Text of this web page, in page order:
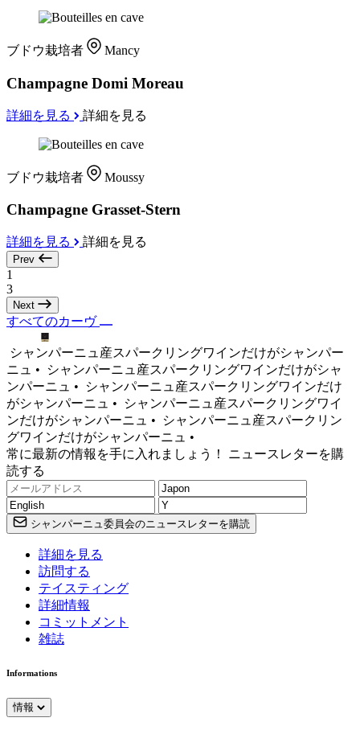
ブドウ栽培者 Mancy
Champagne Domi Moreau
詳細を見る 詳細を見る
ブドウ栽培者 Moussy
Champagne Grasset-Stern
詳細を見る 詳細を見る
Prev
1
3
Next
すべてのカーヴ
シャンパーニュ産スパークリングワインだけがシャンパー
ニュ •
シャンパーニュ産スパークリングワインだけがシャ
ンパーニュ •
シャンパーニュ産スパークリングワインだけ
がシャンパーニュ •
シャンパーニュ産スパークリングワイ
ンだけがシャンパーニュ •
シャンパーニュ産スパークリン
グワインだけがシャンパーニュ •
常に最新の情報を手に入れましょう！ ニュースレターを購
読する
シャンパーニュ委員会のニュースレターを購読
詳細を見る
訪問する
テイスティング
詳細情報
コミットメント
雑誌
Informations
情報